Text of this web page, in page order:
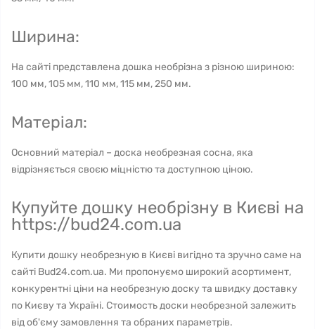
Ширина:
На сайті представлена дошка необрізна з різною шириною:
100 мм, 105 мм, 110 мм, 115 мм, 250 мм.
Матеріал:
Основний матеріал – доска необрезная сосна, яка
відрізняється своєю міцністю та доступною ціною.
Купуйте дошку необрізну в Києві на
https://bud24.com.ua
Купити дошку необрезную в Києві вигідно та зручно саме на
сайті Bud24.com.ua. Ми пропонуємо широкий асортимент,
конкурентні ціни на необрезную доску та швидку доставку
по Києву та Україні. Стоимость доски необрезной залежить
від об'єму замовлення та обраних параметрів.